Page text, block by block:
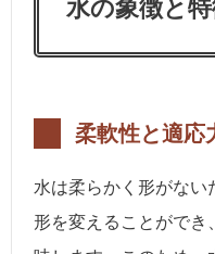
水の象徴と
柔軟性と適応
水は柔らかく形がない
形を変えることができ